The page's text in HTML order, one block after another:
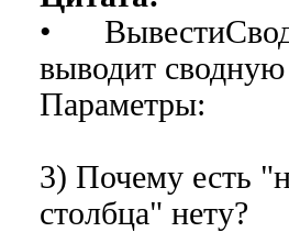
•
выводит
Параметры:
3) Почему есть
столбца" нету?